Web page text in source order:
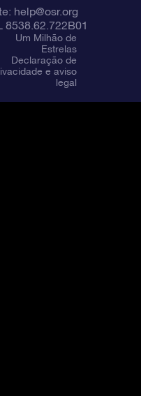
help@osr.org
8538.62.722B01
Um Milhão de
Estrelas
Declaração de
e aviso
legal